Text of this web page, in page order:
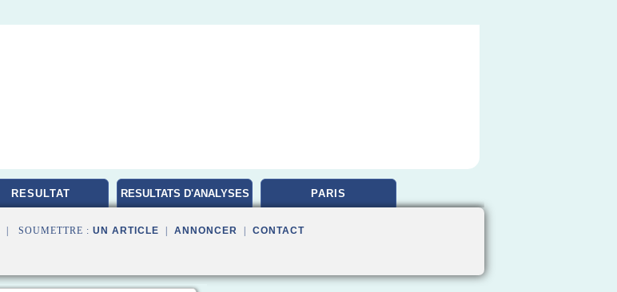
RESULTAT RESULTATS D'ANALYSES PARIS
| SOUMETTRE : UN ARTICLE ANNONCER CONTACT